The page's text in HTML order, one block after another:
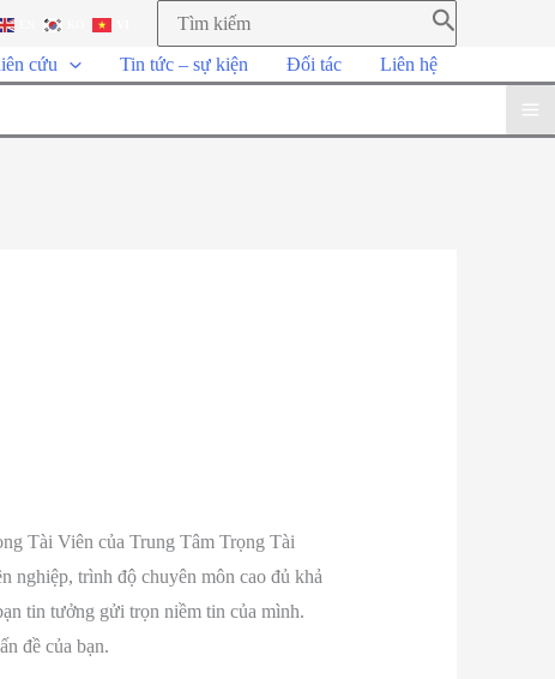
cứu Tin tức – sự kiện Đối tác Liên hệ
Tài Viên của Trung Tâm Trọng Tài
trình độ chuyên môn cao đủ khả
tin tưởng gửi trọn niềm tin của mình.
đề của bạn.